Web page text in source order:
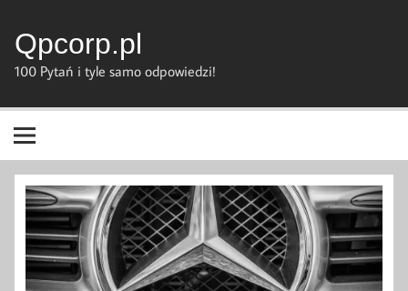
content
Qpcorp.pl
100 Pytań i tyle samo odpowiedzi!